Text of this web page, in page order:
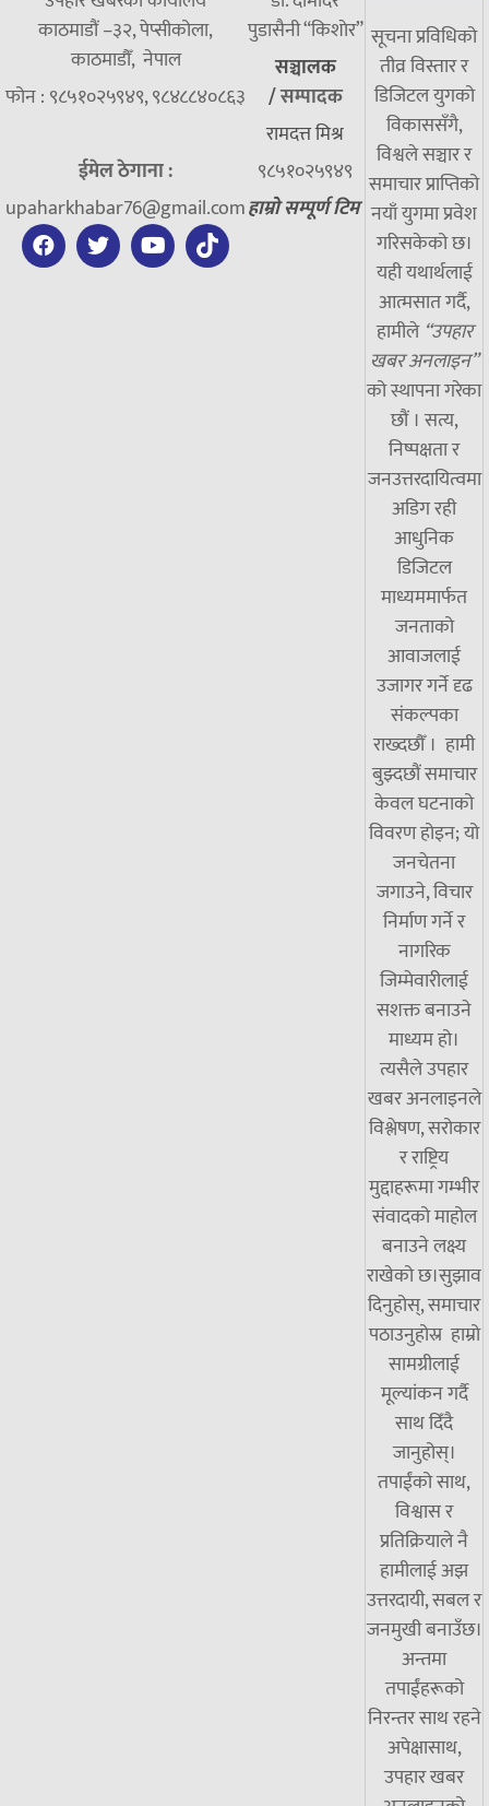
काठमाडौं –३२, पेप्सीकोला,
काठमाडौँ, नेपाल
फोन : ९८५१०२५९४९, ९८४८८४०८६३
ईमेल ठेगाना :
upaharkhabar76@gmail.com
पुडासैनी “किशाेर”
सञ्चालक
/सम्पादक
रामदत्त मिश्र
९८५१०२५९४९
हाम्रो सम्पूर्ण टिम
सूचना प्रविधिको
तीव्र विस्तार र
डिजिटल युगको
विकाससँगै,
विश्वले सञ्चार र
समाचार प्राप्तिको
नयाँ युगमा प्रवेश
गरिसकेको छ।
यही यथार्थलाई
आत्मसात गर्दै,
हामीले “उपहार
खबर अनलाइन”
को स्थापना गरेका
छौं । सत्य,
निष्पक्षता र
जनउत्तरदायित्वमा
अडिग रही
आधुनिक
डिजिटल
माध्यममार्फत
जनताको
आवाजलाई
उजागर गर्ने दृढ
संकल्पका
राख्दछौँ । हामी
बुझ्दछौं समाचार
केवल घटनाको
विवरण होइन; यो
जनचेतना
जगाउने, विचार
निर्माण गर्ने र
नागरिक
जिम्मेवारीलाई
सशक्त बनाउने
माध्यम हो।
त्यसैले उपहार
खबर अनलाइनले
विश्लेषण, सरोकार
र राष्ट्रिय
मुद्दाहरूमा गम्भीर
संवादको माहोल
बनाउने लक्ष्य
राखेको छ।सुझाव
दिनुहोस्, समाचार
पठाउनुहोस्र हाम्रो
सामग्रीलाई
मूल्यांकन गर्दै
साथ दिँदै
जानुहोस्।
तपाईंको साथ,
विश्वास र
प्रतिक्रियाले नै
हामीलाई अझ
उत्तरदायी, सबल र
जनमुखी बनाउँछ।
अन्तमा
तपाईंहरूको
निरन्तर साथ रहने
अपेक्षासाथ,
उपहार खबर